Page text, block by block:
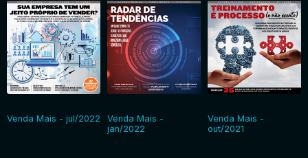
Venda Mais - jul/2022
Venda Mais -
jan/2022
Venda Mais -
out/2021